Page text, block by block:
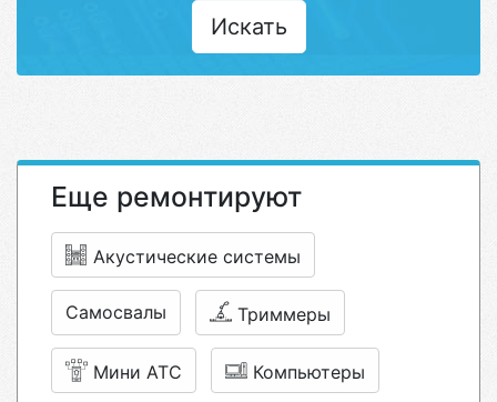
Искать
Еще ремонтируют
Акустические системы
Самосвалы Триммеры
Мини АТС Компьютеры